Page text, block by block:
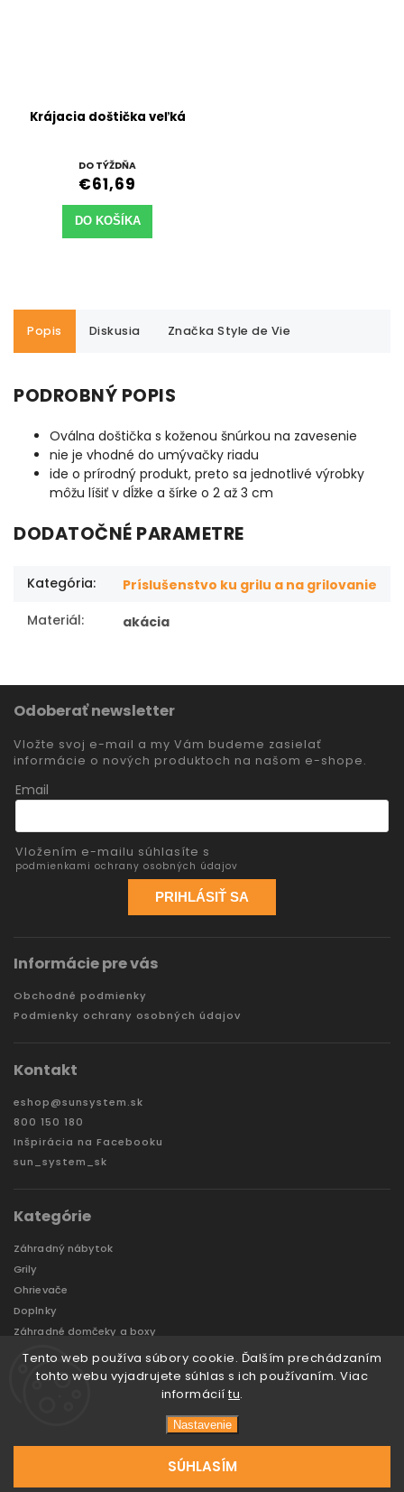
Tento web používa súbory cookie. Ďalším prechádzaním
tohto webu vyjadrujete súhlas s ich používaním. Viac
informácií tu.
Nastavenie
SÚHLASÍM
Krájacia doštička veľká
DO TÝŽDŇA
€61,69
DO KOŠÍKA
Popis Diskusia Značka Style de Vie
PODROBNÝ POPIS
Oválna doštička s koženou šnúrkou na zavesenie
nie je vhodné do umývačky riadu
ide o prírodný produkt, preto sa jednotlivé výrobky
môžu líšiť v dĺžke a šírke o 2 až 3 cm
DODATOČNÉ PARAMETRE
Kategória:
Príslušenstvo ku grilu a na grilovanie
Materiál: akácia
Odoberať newsletter
Vložte svoj e-mail a my Vám budeme zasielať
informácie o nových produktoch na našom e-shope.
Email
Vložením e-mailu súhlasíte s
podmienkami ochrany osobných údajov
PRIHLÁSIŤ SA
Informácie pre vás
Obchodné podmienky
Podmienky ochrany osobných údajov
Kontakt
eshop@sunsystem.sk
800 150 180
Inšpirácia na Facebooku
sun_system_sk
Kategórie
Záhradný nábytok
Grily
Ohrievače
Doplnky
Záhradné domčeky a boxy
VÝPREDAJ
Značky
Vytvoril Shoptet
Sun System. Všetky práva vyhradené.
VytvořilTomáš Hlad&techka s.r.o.